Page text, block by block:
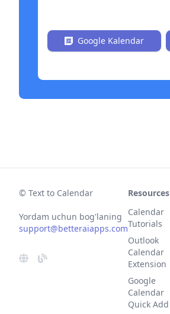
Google Kalendar
© Text to Calendar
Yordam uchun bog'laning
support@betteraiapps.com
Resources
Calendar
Tutorials
Outlook
Calendar
Extension
Google
Calendar
Quick Add